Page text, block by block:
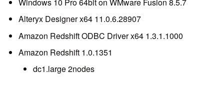
Alteryx Designer x64 11.0.6.28907
Amazon Redshift ODBC Driver x64 1.3.1.1000
Amazon Redshift 1.0.1351
dc1.large 2nodes